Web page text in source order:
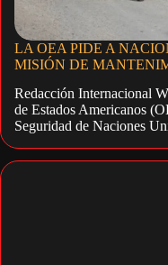
LA OEA PIDE A
MISIÓN DE
Redacción Internacional
de Estados Americanos
Seguridad de Naciones